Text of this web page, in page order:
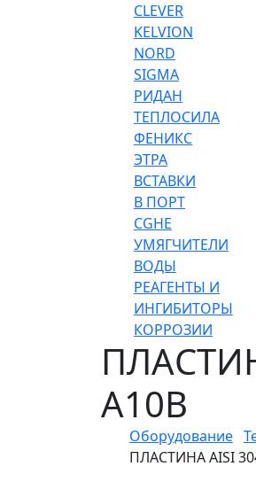
CLEVER
KELVION
NORD
SIGMA
РИДАН
ТЕПЛОСИЛА
ФЕНИКС
ЭТРА
ВСТАВКИ
В ПОРТ
CGHE
УМЯГЧИТЕЛИ
ВОДЫ
РЕАГЕНТЫ И
ИНГИБИТОРЫ
КОРРОЗИИ
A10B
Оборудование
ПЛАСТИНА AISI